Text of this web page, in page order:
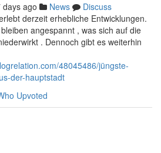
days ago News
Discuss
derzeit erhebliche Entwicklungen.
angespannt , was sich auf die
. Dennoch gibt es weiterhin
48045486/jüngste-
der-hauptstadt
Upvoted